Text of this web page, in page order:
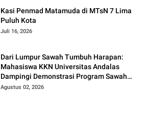
Kasi Penmad Matamuda di MTsN 7 Lima
Puluh Kota
Juli 16, 2026
Dari Lumpur Sawah Tumbuh Harapan:
Mahasiswa KKN Universitas Andalas
Dampingi Demonstrasi Program Sawah
Pokok Murah di Jorong Bayua
Agustus 02, 2026